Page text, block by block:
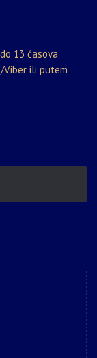
13 časova
Viber ili putem